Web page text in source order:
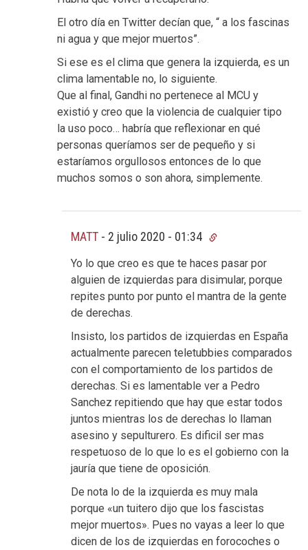
El otro día en Twitter decían que, “ a los fascinas
ni agua y que mejor muertos”.
Si ese es el clima que genera la izquierda, es un
clima lamentable no, lo siguiente.
Que al final, Gandhi no pertenece al MCU y
existió y creo que la violencia de cualquier tipo
la uso poco… habría que reflexionar en qué
personas queríamos ser de pequeño y si
estaríamos orgullosos entonces de lo que
muchos somos o son ahora, simplemente.
MATT - 2 julio 2020 - 01:34
Yo lo que creo es que te haces pasar por
alguien de izquierdas para disimular, porque
repites punto por punto el mantra de la gente
de derechas.
Insisto, los partidos de izquierdas en España
actualmente parecen teletubbies comparados
con el comportamiento de los partidos de
derechas. Si es lamentable ver a Pedro
Sanchez repitiendo que hay que estar todos
juntos mientras los de derechas lo llaman
asesino y sepulturero. Es dificil ser mas
respetuoso de lo que lo es el gobierno con la
jauría que tiene de oposición.
De nota lo de la izquierda es muy mala
porque «un tuitero dijo que los fascistas
mejor muertos». Pues no vayas a leer lo que
dicen de los de izquierdas en forocoches o